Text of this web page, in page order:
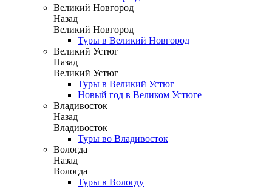
Великий Новгород
Назад
Великий Новгород
Туры в Великий Новгород
Великий Устюг
Назад
Великий Устюг
Туры в Великий Устюг
Новый год в Великом Устюге
Владивосток
Назад
Владивосток
Туры во Владивосток
Вологда
Назад
Вологда
Туры в Вологду